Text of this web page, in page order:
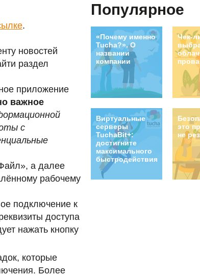
.
новостей
раздел
приложение
важное
с
а далее
рабочему
подключение к
доступа
нажать кнопку
которые
Более
Популярное
«Почему именно
Tucha?». О
названии
компании
Чек-
Виртуальные
серверы
TuchaBit+:
достигните
максимального
быстродействия!
это
не